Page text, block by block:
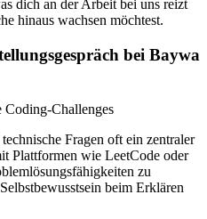
dich an der Arbeit bei uns reizt
hinaus wachsen möchtest.
bei Baywa
Coding-Challenges
Fragen oft ein zentraler
Plattformen wie LeetCode oder
zu
beim Erklären